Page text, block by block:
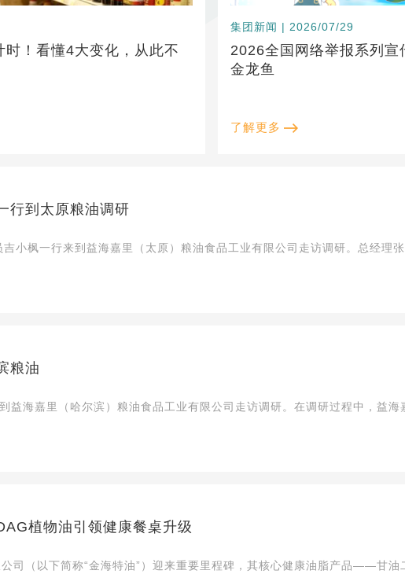
时！看懂4大变化，从此不
集团新闻 | 2026/07/29
2026全国网络举报系列宣
金龙鱼
了解更多
行到太原粮油调研
小枫一行来到益海嘉里（太原）粮油食品工业有限公司走访调研。总经理
粮油
益海嘉里（哈尔滨）粮油食品工业有限公司走访调研。在调研过程中，
植物油引领健康餐桌升级
司（以下简称“金海特油”）迎来重要里程碑，其核心健康油脂产品——甘油